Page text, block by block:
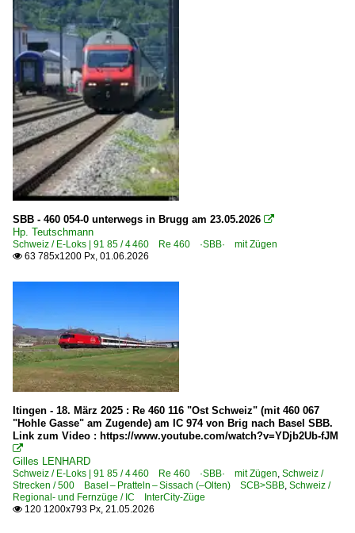
SBB - 460 054-0 unterwegs in Brugg am 23.05.2026 
Hp. Teutschmann
Schweiz / E-Loks | 91 85 / 4 460 Re 460 ·SBB· mit Zügen
 63 785x1200 Px, 01.06.2026
Itingen - 18. März 2025 : Re 460 116 "Ost Schweiz" (mit 460 067
"Hohle Gasse" am Zugende) am IC 974 von Brig nach Basel SBB.
Link zum Video : https://www.youtube.com/watch?v=YDjb2Ub-fJM

Gilles LENHARD
Schweiz / E-Loks | 91 85 / 4 460 Re 460 ·SBB· mit Zügen, Schweiz /
Strecken / 500 Basel – Pratteln – Sissach (–Olten) SCB>SBB, Schweiz /
Regional- und Fernzüge / IC InterCity-Züge
 120 1200x793 Px, 21.05.2026